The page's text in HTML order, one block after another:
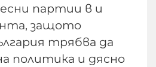
партии в и
защото
трябва да
политика и дясно